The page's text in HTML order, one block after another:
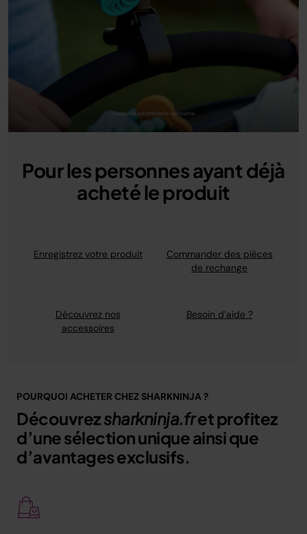
Pour les personnes ayant déjà
acheté le produit
Enregistrez votre produit
Commander des pièces
de rechange
Découvrez nos
accessoires
Besoin d’aide ?
POURQUOI ACHETER CHEZ SHARKNINJA ?
Découvrezsharkninja.fret profitez
d’une sélection unique ainsi que
d’avantages exclusifs.